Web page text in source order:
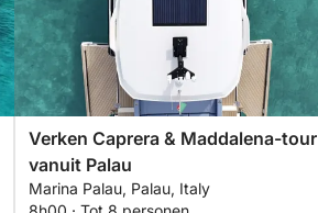
Verken Caprera & Maddalena-tour
vanuit Palau
Marina Palau, Palau, Italy